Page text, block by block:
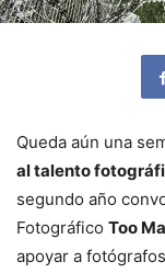
Queda aún una
al talento
segundo año
Fotográfico Too
apoyar a